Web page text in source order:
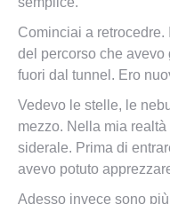
Cominciai a
del percorso che avevo
fuori dal tunnel. Ero
Vedevo le stelle, le
mezzo. Nella mia
siderale. Prima di
avevo potuto
Adesso invece sono